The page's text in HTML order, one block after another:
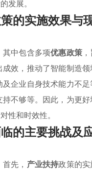
发展。
的实施效果与
其中包含多项优惠政策
效，推动了智能制造领
企业自身技术能力不
不够等。因此，为更
性和时效性。
的主要挑战及
先， 产业扶持政策的